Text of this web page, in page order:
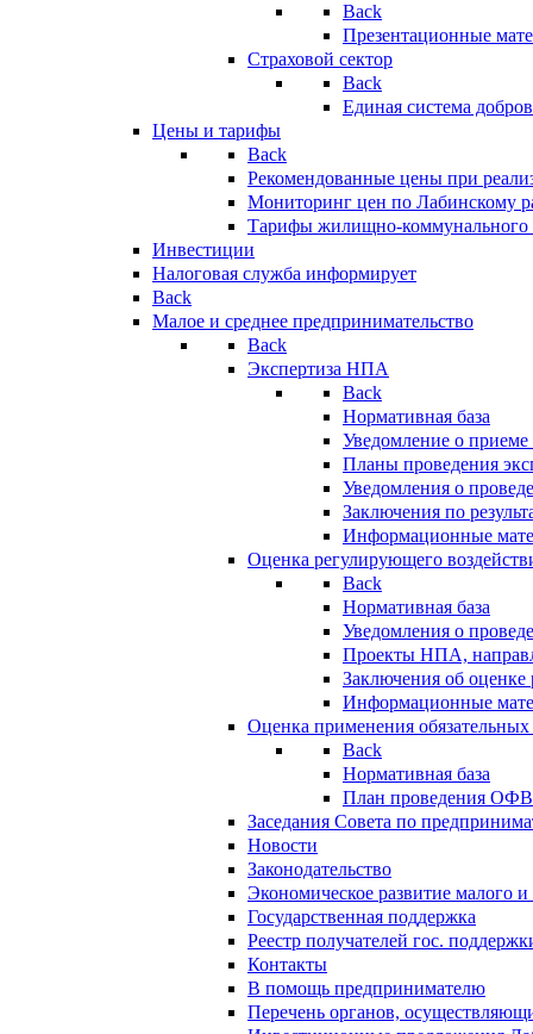
Back
Презентационные
Страховой сектор
Back
Единая система
Цены и тарифы
Back
Рекомендованные цены при
Мониторинг цен по Лабинскому
Тарифы жилищно-коммунального
Инвестиции
Налоговая служба информирует
Back
Малое и среднее предпринимательство
Back
Экспертиза НПА
Back
Нормативная база
Уведомление о
Планы проведения
Уведомления о
Заключения по
Информационные
Оценка регулирующего
Back
Нормативная база
Уведомления о
Проекты НПА,
Заключения об
Информационные
Оценка применения
Back
Нормативная база
План проведения
Заседания Совета по
Новости
Законодательство
Экономическое развитие малого и
Государственная поддержка
Реестр получателей гос.
Контакты
В помощь предпринимателю
Перечень органов,